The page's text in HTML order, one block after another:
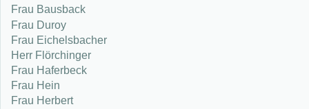
Frau Bausback
Frau Duroy
Frau Eichelsbacher
Herr Flörchinger
Frau Haferbeck
Frau Hein
Frau Herbert